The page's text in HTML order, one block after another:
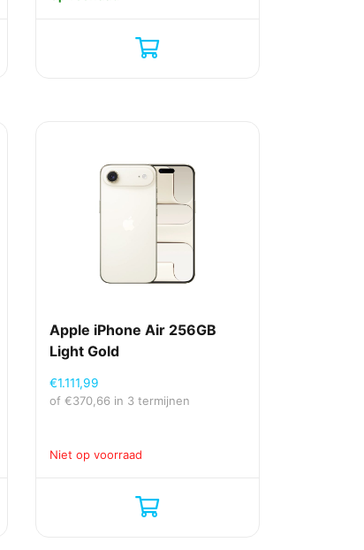
Apple iPhone Air 256GB
Light Gold
€1.111,99
of€370,66 in 3 termijnen
Niet op voorraad